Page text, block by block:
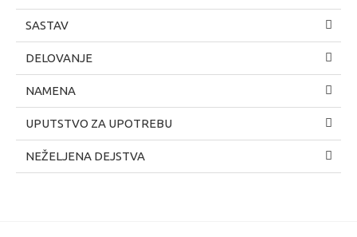
SASTAV
DELOVANJE
NAMENA
UPUTSTVO ZA UPOTREBU
NEŽELJENA DEJSTVA